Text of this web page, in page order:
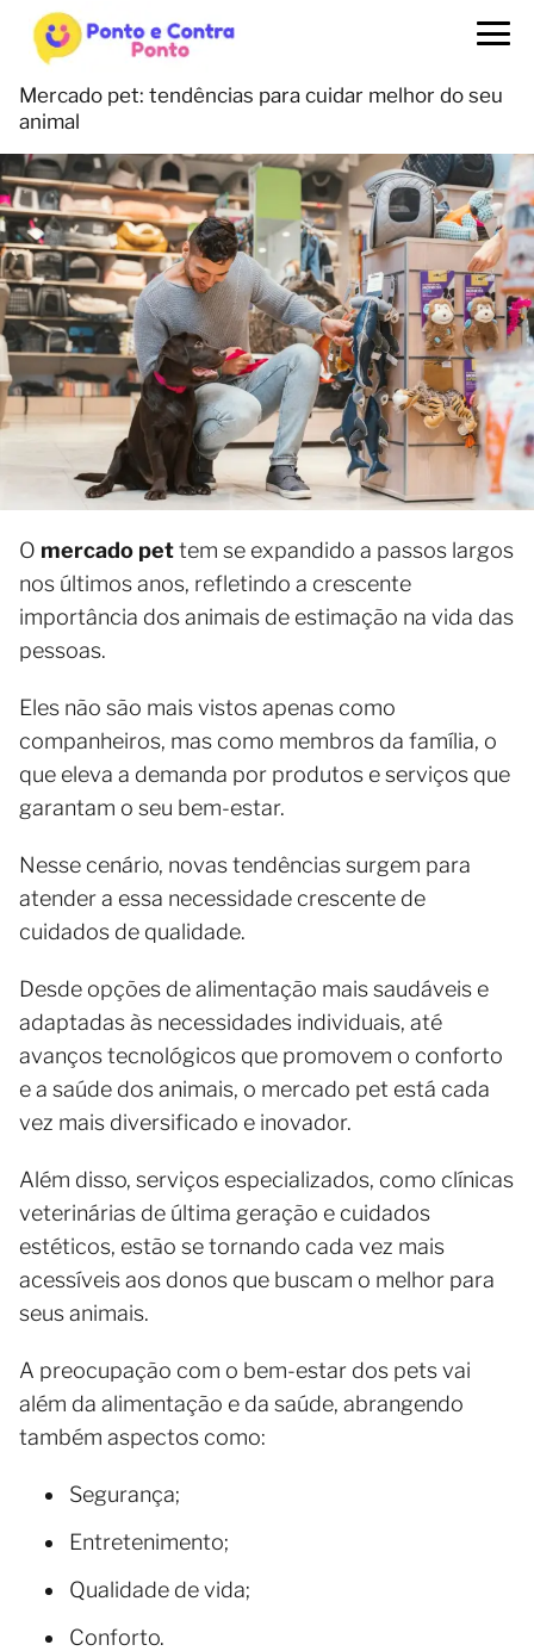
Mercado pet: tendências para cuidar melhor do seu
animal
O mercado pettem se expandido a passos largos
nos últimos anos, refletindo a crescente
importância dos animais de estimação na vida das
pessoas.
Eles não são mais vistos apenas como
companheiros, mas como membros da família, o
que eleva a demanda por produtos e serviços que
garantam o seu bem-estar.
Nesse cenário, novas tendências surgem para
atender a essa necessidade crescente de
cuidados de qualidade.
Desde opções de alimentação mais saudáveis e
adaptadas às necessidades individuais, até
avanços tecnológicos que promovem o conforto
e a saúde dos animais, o mercado pet está cada
vez mais diversificado e inovador.
Além disso, serviços especializados, como clínicas
veterinárias de última geração e cuidados
estéticos, estão se tornando cada vez mais
acessíveis aos donos que buscam o melhor para
seus animais.
A preocupação com o bem-estar dos pets vai
além da alimentação e da saúde, abrangendo
também aspectos como:
Segurança;
Entretenimento;
Qualidade de vida;
Conforto.